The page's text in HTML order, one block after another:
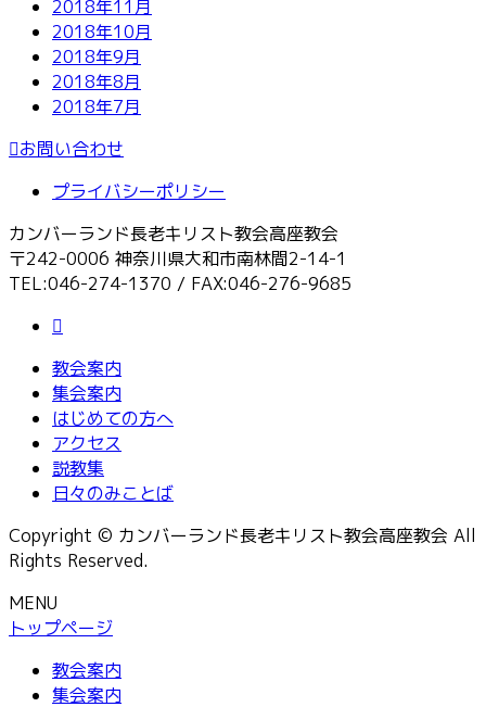
2018年11月
2018年10月
2018年9月
2018年8月
2018年7月
お問い合わせ
プライバシーポリシー
カンバーランド長老キリスト教会高座教会
〒242-0006 神奈川県大和市南林間2-14-1
TEL:046-274-1370 / FAX:046-276-9685
教会案内
集会案内
はじめての方へ
アクセス
説教集
日々のみことば
Copyright © カンバーランド長老キリスト教会高座教会 All
Rights Reserved.
MENU
トップページ
教会案内
集会案内